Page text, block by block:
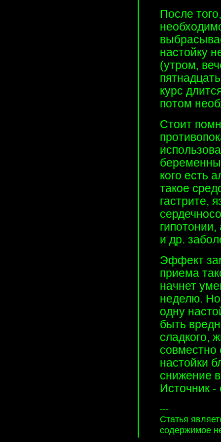
После
настойку
(утром,
курс
потом
Стоит
кого есть
такое
гастрите,
и др.
Эффект
приема
начнет
неделю. Но
одну
быть
сладкого,
совместно
настойки
снижение
Источник -
---
Статья
содержимое